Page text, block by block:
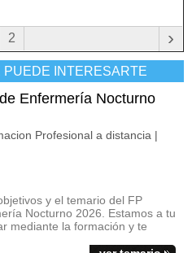
2 ›
PUEDE INTERESARTE
Enfermería Nocturno
Profesional a distancia |
y el temario del FP
Nocturno 2026. Estamos a tu
mediante la formación y te